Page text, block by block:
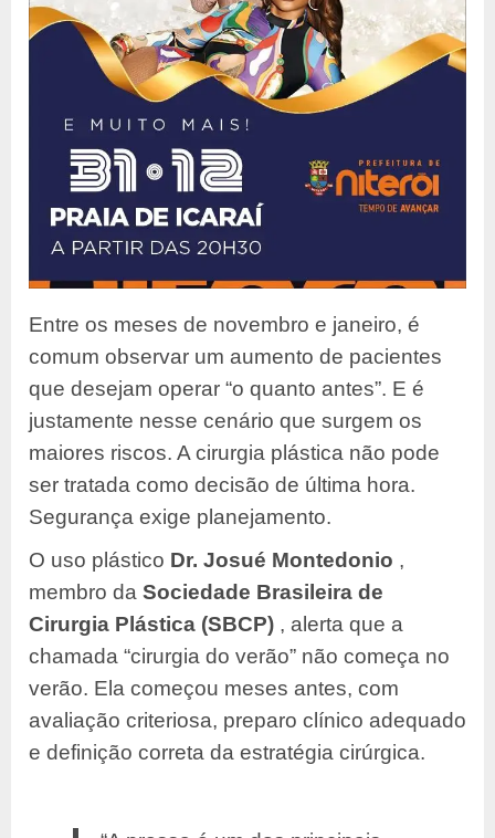
Entre os meses de novembro e janeiro, é
comum observar um aumento de pacientes
que desejam operar “o quanto antes”. E é
justamente nesse cenário que surgem os
maiores riscos. A cirurgia plástica não pode
ser tratada como decisão de última hora.
Segurança exige planejamento.
O uso plástico Dr. Josué Montedonio ,
membro da Sociedade Brasileira de
Cirurgia Plástica (SBCP) , alerta que a
chamada “cirurgia do verão” não começa no
verão. Ela começou meses antes, com
avaliação criteriosa, preparo clínico adequado
e definição correta da estratégia cirúrgica.